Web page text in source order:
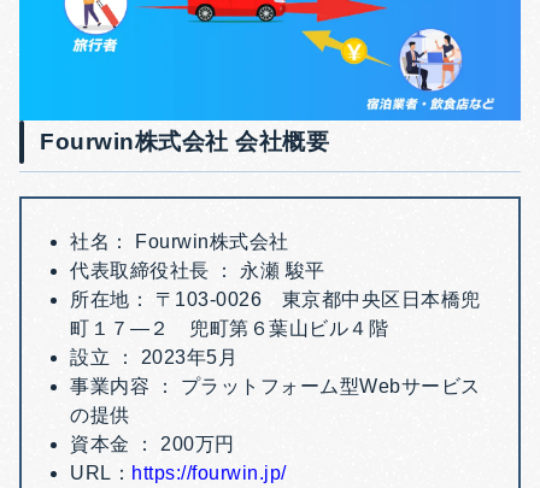
Fourwin株式会社 会社概要
社名： Fourwin株式会社
代表取締役社長 ： 永瀬 駿平
所在地： 〒103-0026 東京都中央区日本橋兜
町１７―２ 兜町第６葉山ビル４階
設立 ： 2023年5月
事業内容 ： プラットフォーム型Webサービス
の提供
資本金 ： 200万円
URL： https://fourwin.jp/